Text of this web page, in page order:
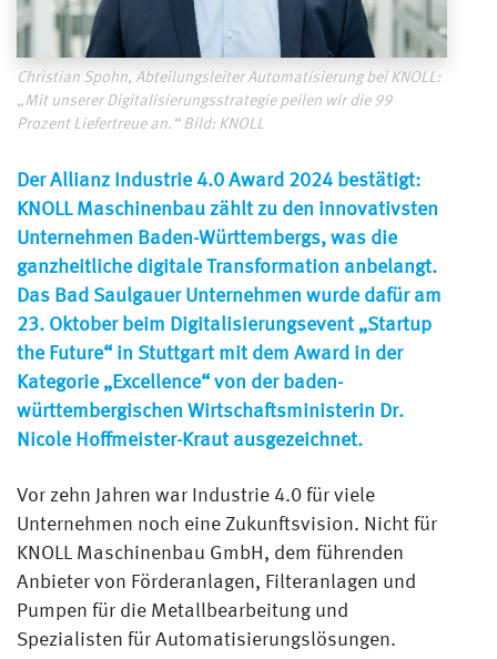
Christian Spohn, Abteilungsleiter Automatisierung bei KNOLL:
„Mit unserer Digitalisierungsstrategie peilen wir die 99
Prozent Liefertreue an.“ Bild: KNOLL
Der Allianz Industrie 4.0 Award 2024 bestätigt:
KNOLL Maschinenbau zählt zu den innovativsten
Unternehmen Baden-Württembergs, was die
ganzheitliche digitale Transformation anbelangt.
Das Bad Saulgauer Unternehmen wurde dafür am
23. Oktober beim Digitalisierungsevent „Startup
the Future“ in Stuttgart mit dem Award in der
Kategorie „Excellence“ von der baden-
württembergischen Wirtschaftsministerin Dr.
Nicole Hoffmeister-Kraut ausgezeichnet.
Vor zehn Jahren war Industrie 4.0 für viele
Unternehmen noch eine Zukunftsvision. Nicht für
KNOLL Maschinenbau GmbH, dem führenden
Anbieter von Förderanlagen, Filteranlagen und
Pumpen für die Metallbearbeitung und
Spezialisten für Automatisierungslösungen.